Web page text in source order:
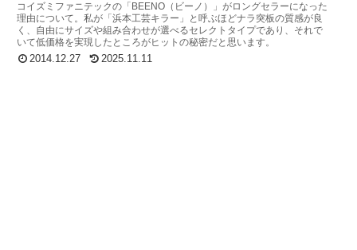
コイズミファニテックの「BEENO（ビーノ）」がロングセラーになった
理由について。私が「浜本工芸キラー」と呼ぶほどナラ突板の質感が良
く、自由にサイズや組み合わせが選べるセレクトタイプであり、それで
いて低価格を実現したところがヒットの秘密だと思います。
2014.12.27
2025.11.11